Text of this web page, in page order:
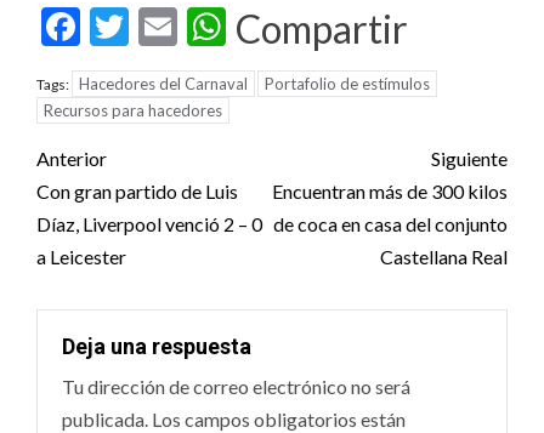
Facebook
Twitter
EmailWhatsApp
Compartir
Tags: Hacedores del Carnaval
Portafolio de estímulos
Recursos para hacedores
Post
navigation
Anterior
Con gran partido de Luis
Díaz, Liverpool venció 2 – 0
a Leicester
Siguiente
Encuentran más de 300 kilos
de coca en casa del conjunto
Castellana Real
Deja una respuesta
Tu dirección de correo electrónico no será
publicada. Los campos obligatorios están